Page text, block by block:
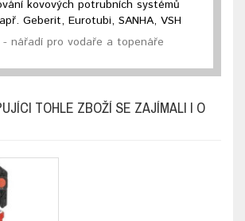
kovových potrubních systémů
Geberit, Eurotubi, SANHA, VSH
nářadí pro vodaře a topenáře
TOHLE ZBOŽÍ SE ZAJÍMALI I O